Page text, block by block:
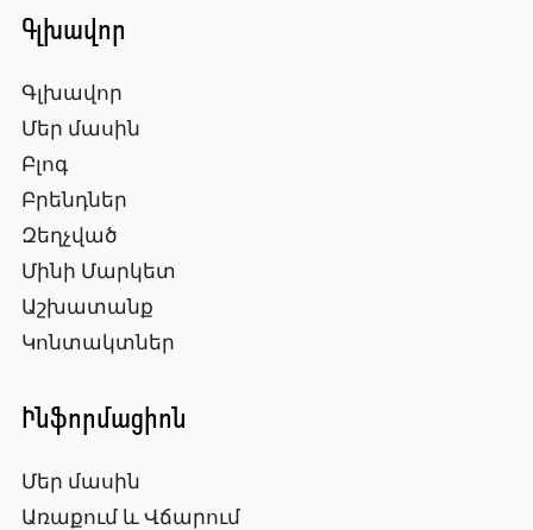
Գլխավոր
Գլխավոր
Մեր մասին
Բլոգ
Բրենդներ
Զեղչված
Մինի Մարկետ
Աշխատանք
Կոնտակտներ
Ինֆորմացիոն
Մեր մասին
Առաքում և Վճարում